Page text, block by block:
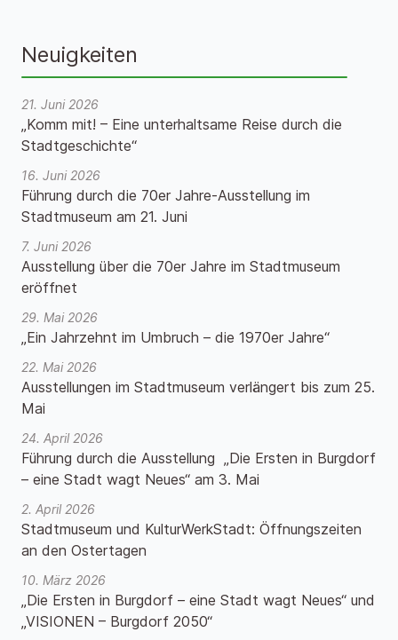
Neuigkeiten
21. Juni 2026
„Komm mit! – Eine unterhaltsame Reise durch die
Stadtgeschichte“
16. Juni 2026
Führung durch die 70er Jahre-Ausstellung im
Stadtmuseum am 21. Juni
7. Juni 2026
Ausstellung über die 70er Jahre im Stadtmuseum
eröffnet
29. Mai 2026
„Ein Jahrzehnt im Umbruch – die 1970er Jahre“
22. Mai 2026
Ausstellungen im Stadtmuseum verlängert bis zum 25.
Mai
24. April 2026
Führung durch die Ausstellung „Die Ersten in Burgdorf
– eine Stadt wagt Neues“ am 3. Mai
2. April 2026
Stadtmuseum und KulturWerkStadt: Öffnungszeiten
an den Ostertagen
10. März 2026
„Die Ersten in Burgdorf – eine Stadt wagt Neues“ und
„VISIONEN – Burgdorf 2050“